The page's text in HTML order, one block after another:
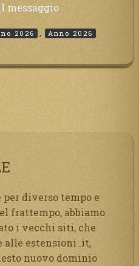
messaggio“Desiderate
Miei,
vera
eterna.”
2026 Anno 2026
diverso tempo e
frattempo, abbiamo
i vecchi siti, che
alle estensioni .it,
nuovo dominio